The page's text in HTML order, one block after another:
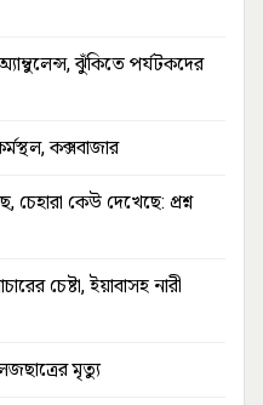
ঝুঁকিতে পর্যটকদের
কক্সবাজার
চেহারা কেউ দেখেছে: প্রশ্ন
চেষ্টা, ইয়াবাসহ নারী
মৃত্যু